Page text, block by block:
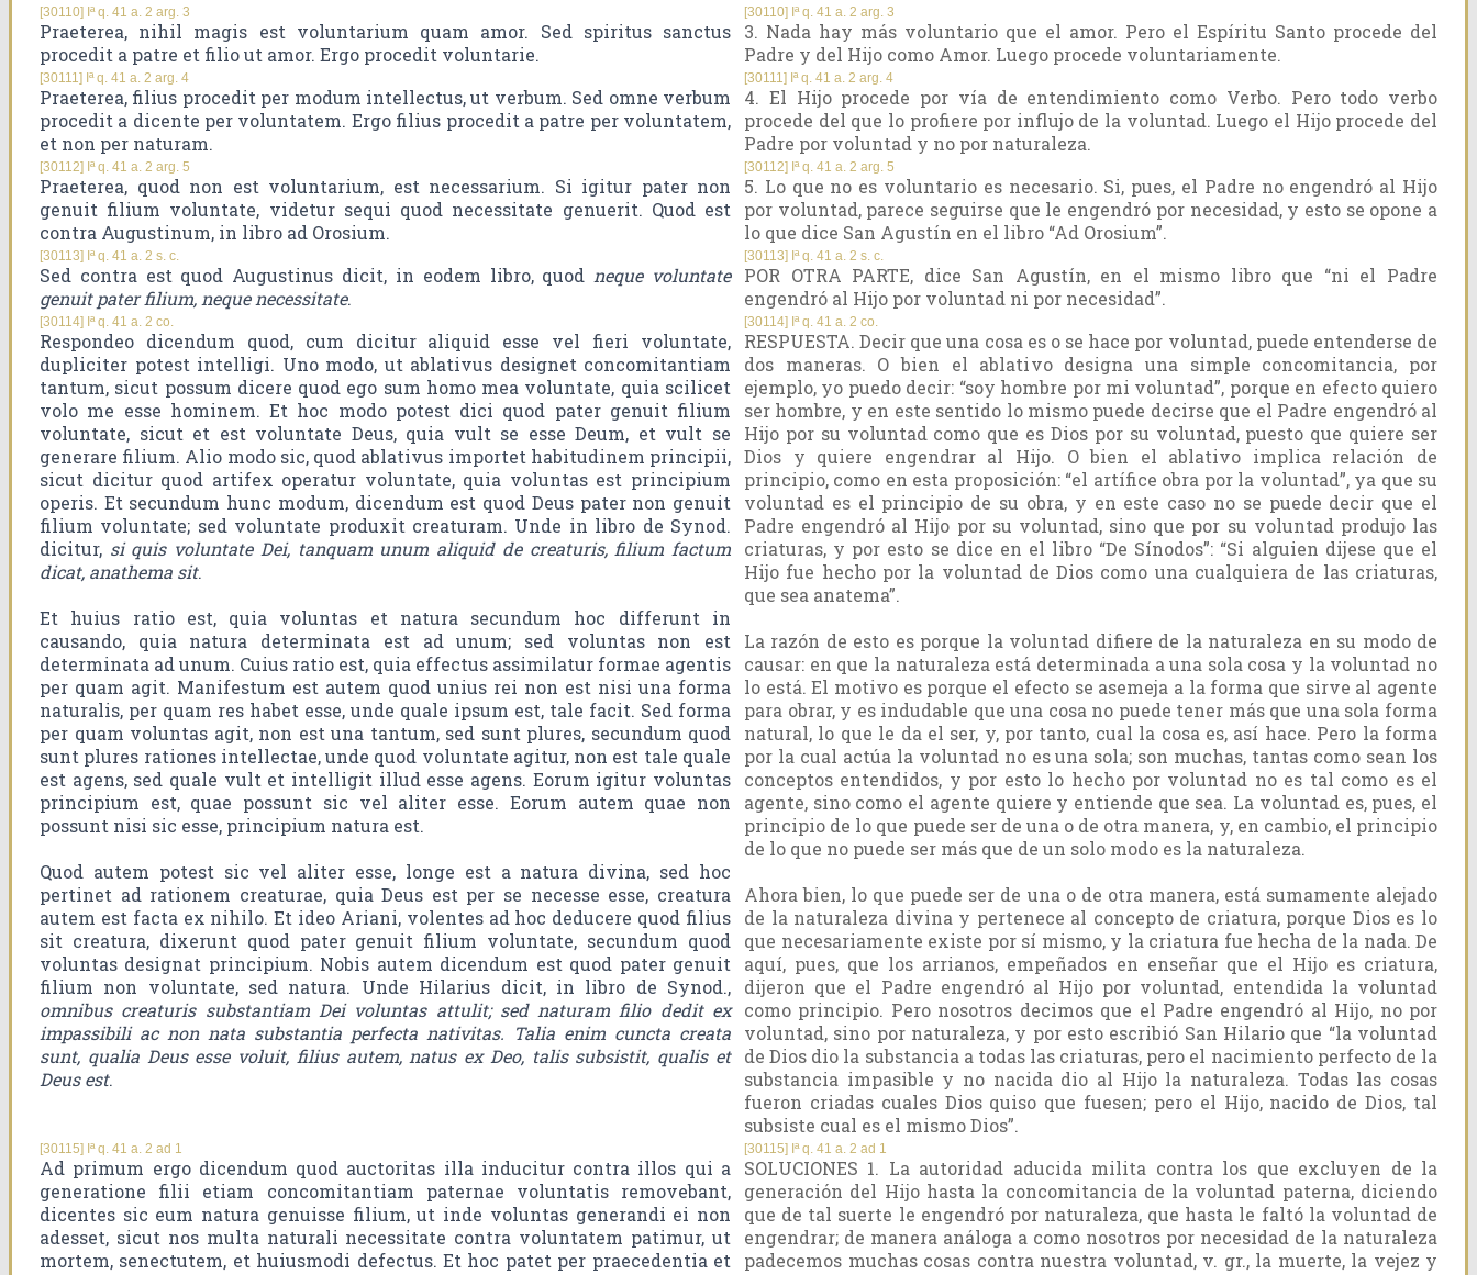
[30110] Iª q. 41 a. 2 arg. 3
Praeterea, nihil magis est voluntarium quam amor. Sed spiritus sanctus
procedit a patre et filio ut amor. Ergo procedit voluntarie.
[30110] Iª q. 41 a. 2 arg. 3
3. Nada hay más voluntario que el amor. Pero el Espíritu Santo procede del
Padre y del Hijo como Amor. Luego procede voluntariamente.
[30111] Iª q. 41 a. 2 arg. 4
Praeterea, filius procedit per modum intellectus, ut verbum. Sed omne verbum
procedit a dicente per voluntatem. Ergo filius procedit a patre per voluntatem,
et non per naturam.
[30111] Iª q. 41 a. 2 arg. 4
4. El Hijo procede por vía de entendimiento como Verbo. Pero todo verbo
procede del que lo profiere por influjo de la voluntad. Luego el Hijo procede del
Padre por voluntad y no por naturaleza.
[30112] Iª q. 41 a. 2 arg. 5
Praeterea, quod non est voluntarium, est necessarium. Si igitur pater non
genuit filium voluntate, videtur sequi quod necessitate genuerit. Quod est
contra Augustinum, in libro ad Orosium.
[30112] Iª q. 41 a. 2 arg. 5
5. Lo que no es voluntario es necesario. Si, pues, el Padre no engendró al Hijo
por voluntad, parece seguirse que le engendró por necesidad, y esto se opone a
lo que dice San Agustín en el libro “Ad Orosium”.
[30113] Iª q. 41 a. 2 s. c.
Sed contra est quod Augustinus dicit, in eodem libro, quod neque voluntate
genuit pater filium, neque necessitate.
[30113] Iª q. 41 a. 2 s. c.
POR OTRA PARTE, dice San Agustín, en el mismo libro que “ni el Padre
engendró al Hijo por voluntad ni por necesidad”.
[30114] Iª q. 41 a. 2 co.
Respondeo dicendum quod, cum dicitur aliquid esse vel fieri voluntate,
dupliciter potest intelligi. Uno modo, ut ablativus designet concomitantiam
tantum, sicut possum dicere quod ego sum homo mea voluntate, quia scilicet
volo me esse hominem. Et hoc modo potest dici quod pater genuit filium
voluntate, sicut et est voluntate Deus, quia vult se esse Deum, et vult se
generare filium. Alio modo sic, quod ablativus importet habitudinem principii,
sicut dicitur quod artifex operatur voluntate, quia voluntas est principium
operis. Et secundum hunc modum, dicendum est quod Deus pater non genuit
filium voluntate; sed voluntate produxit creaturam. Unde in libro de Synod.
dicitur, si quis voluntate Dei, tanquam unum aliquid de creaturis, filium factum
dicat, anathema sit.
Et huius ratio est, quia voluntas et natura secundum hoc differunt in
causando, quia natura determinata est ad unum; sed voluntas non est
determinata ad unum. Cuius ratio est, quia effectus assimilatur formae agentis
per quam agit. Manifestum est autem quod unius rei non est nisi una forma
naturalis, per quam res habet esse, unde quale ipsum est, tale facit. Sed forma
per quam voluntas agit, non est una tantum, sed sunt plures, secundum quod
sunt plures rationes intellectae, unde quod voluntate agitur, non est tale quale
est agens, sed quale vult et intelligit illud esse agens. Eorum igitur voluntas
principium est, quae possunt sic vel aliter esse. Eorum autem quae non
possunt nisi sic esse, principium natura est.
Quod autem potest sic vel aliter esse, longe est a natura divina, sed hoc
pertinet ad rationem creaturae, quia Deus est per se necesse esse, creatura
autem est facta ex nihilo. Et ideo Ariani, volentes ad hoc deducere quod filius
sit creatura, dixerunt quod pater genuit filium voluntate, secundum quod
voluntas designat principium. Nobis autem dicendum est quod pater genuit
filium non voluntate, sed natura. Unde Hilarius dicit, in libro de Synod.,
omnibus creaturis substantiam Dei voluntas attulit; sed naturam filio dedit ex
impassibili ac non nata substantia perfecta nativitas. Talia enim cuncta creata
sunt, qualia Deus esse voluit, filius autem, natus ex Deo, talis subsistit, qualis et
Deus est.
[30114] Iª q. 41 a. 2 co.
RESPUESTA. Decir que una cosa es o se hace por voluntad, puede entenderse de
dos maneras. O bien el ablativo designa una simple concomitancia, por
ejemplo, yo puedo decir: “soy hombre por mi voluntad”, porque en efecto quiero
ser hombre, y en este sentido lo mismo puede decirse que el Padre engendró al
Hijo por su voluntad como que es Dios por su voluntad, puesto que quiere ser
Dios y quiere engendrar al Hijo. O bien el ablativo implica relación de
principio, como en esta proposición: “el artífice obra por la voluntad”, ya que su
voluntad es el principio de su obra, y en este caso no se puede decir que el
Padre engendró al Hijo por su voluntad, sino que por su voluntad produjo las
criaturas, y por esto se dice en el libro “De Sínodos”: “Si alguien dijese que el
Hijo fue hecho por la voluntad de Dios como una cualquiera de las criaturas,
que sea anatema”.
La razón de esto es porque la voluntad difiere de la naturaleza en su modo de
causar: en que la naturaleza está determinada a una sola cosa y la voluntad no
lo está. El motivo es porque el efecto se asemeja a la forma que sirve al agente
para obrar, y es indudable que una cosa no puede tener más que una sola forma
natural, lo que le da el ser, y, por tanto, cual la cosa es, así hace. Pero la forma
por la cual actúa la voluntad no es una sola; son muchas, tantas como sean los
conceptos entendidos, y por esto lo hecho por voluntad no es tal como es el
agente, sino como el agente quiere y entiende que sea. La voluntad es, pues, el
principio de lo que puede ser de una o de otra manera, y, en cambio, el principio
de lo que no puede ser más que de un solo modo es la naturaleza.
Ahora bien, lo que puede ser de una o de otra manera, está sumamente alejado
de la naturaleza divina y pertenece al concepto de criatura, porque Dios es lo
que necesariamente existe por sí mismo, y la criatura fue hecha de la nada. De
aquí, pues, que los arrianos, empeñados en enseñar que el Hijo es criatura,
dijeron que el Padre engendró al Hijo por voluntad, entendida la voluntad
como principio. Pero nosotros decimos que el Padre engendró al Hijo, no por
voluntad, sino por naturaleza, y por esto escribió San Hilario que “la voluntad
de Dios dio la substancia a todas las criaturas, pero el nacimiento perfecto de la
substancia impasible y no nacida dio al Hijo la naturaleza. Todas las cosas
fueron criadas cuales Dios quiso que fuesen; pero el Hijo, nacido de Dios, tal
subsiste cual es el mismo Dios”.
[30115] Iª q. 41 a. 2 ad 1
Ad primum ergo dicendum quod auctoritas illa inducitur contra illos qui a
generatione filii etiam concomitantiam paternae voluntatis removebant,
dicentes sic eum natura genuisse filium, ut inde voluntas generandi ei non
adesset, sicut nos multa naturali necessitate contra voluntatem patimur, ut
mortem, senectutem, et huiusmodi defectus. Et hoc patet per praecedentia et
[30115] Iª q. 41 a. 2 ad 1
SOLUCIONES 1. La autoridad aducida milita contra los que excluyen de la
generación del Hijo hasta la concomitancia de la voluntad paterna, diciendo
que de tal suerte le engendró por naturaleza, que hasta le faltó la voluntad de
engendrar; de manera análoga a como nosotros por necesidad de la naturaleza
padecemos muchas cosas contra nuestra voluntad, v. gr., la muerte, la vejez y